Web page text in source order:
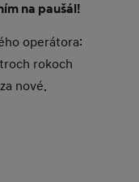
na paušál!
operátora:
rokoch
nové.